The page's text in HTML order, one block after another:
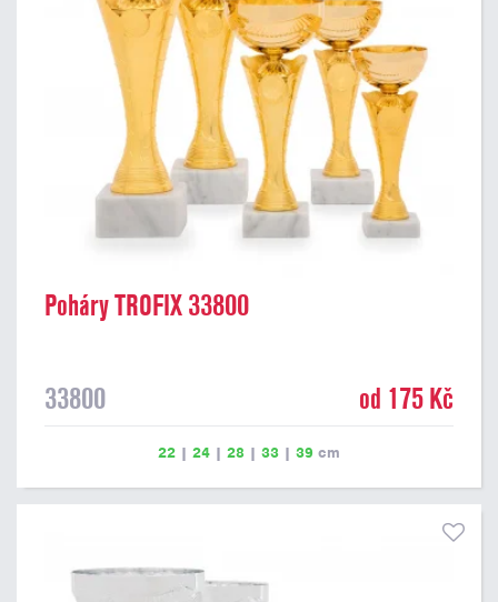
Poháry TROFIX 33800
33800 od 175 Kč
22 | 24 | 28 | 33 | 39 cm